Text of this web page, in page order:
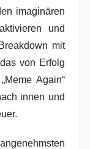
imaginären
und
mit
von Erfolg
Again“
innen und